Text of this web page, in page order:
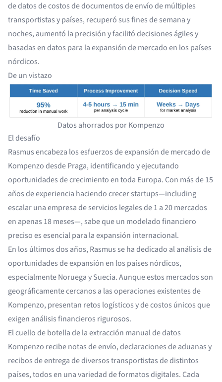
de datos de costos de documentos de envío de múltiples
transportistas y países, recuperó sus fines de semana y
noches, aumentó la precisión y facilitó decisiones ágiles y
basadas en datos para la expansión de mercado en los países
nórdicos.
De un vistazo
Datos ahorrados por Kompenzo
El desafío
Rasmus encabeza los esfuerzos de expansión de mercado de
Kompenzo desde Praga, identificando y ejecutando
oportunidades de crecimiento en toda Europa. Con más de 15
años de experiencia haciendo crecer startups—including
escalar una empresa de servicios legales de 1 a 20 mercados
en apenas 18 meses—, sabe que un modelado financiero
preciso es esencial para la expansión internacional.
En los últimos dos años, Rasmus se ha dedicado al análisis de
oportunidades de expansión en los países nórdicos,
especialmente Noruega y Suecia. Aunque estos mercados son
geográficamente cercanos a las operaciones existentes de
Kompenzo, presentan retos logísticos y de costos únicos que
exigen análisis financieros rigurosos.
El cuello de botella de la extracción manual de datos
Kompenzo recibe notas de envío, declaraciones de aduanas y
recibos de entrega de diversos transportistas de distintos
países, todos en una variedad de formatos digitales. Cada